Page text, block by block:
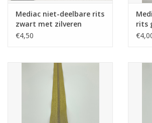
Mediac niet-deelbare rits
zwart met zilveren
tandjes 20cm
€4,50
rits
Mediac Niet-deelbare rits glitter
goud 15cm
TOEVOEGEN AAN WINKELWAGEN